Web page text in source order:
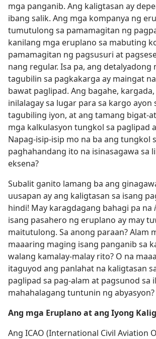
mga panganib. Ang kaligtasan ay
ibang salik. Ang mga kompanya ng
tumutulong sa pamamagitan ng
kanilang mga eruplano sa mabuting
pamamagitan ng pagsusuri at
nang regular. Isa pa, ang detalyadong
tagubilin sa pagkakarga ay maingat
bawat paglipad. Ang bagahe,
inilalagay sa lugar para sa kargo ayon
tagubiling iyon, at ang tamang bigat-
mga kalkulasyon tungkol sa paglipad
Napag-isip-isip mo na ba ang tungkol
paghahandang ito na isinasagawa sa
eksena?
Subalit ganito lamang ba ang
uusapan ay ang kaligtasan sa isang
hindi! May karagdagang bahagi pa na
isang pasahero ng eruplano ay may
maitutulong. Sa anong paraan? Alam
maaaring maging isang panganib sa
walang kamalay-malay rito? O na
itaguyod ang panlahat na kaligtasan
paglipad sa pag-alam at pagsunod sa
mahahalagang tuntunin ng abyasyon?
Ang mga Eruplano at ang Iyong
Ang ICAO (International Civil Aviation